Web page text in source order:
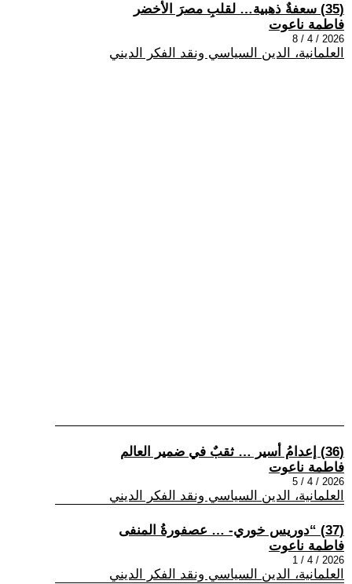
(35) سعفةٌ ذهبية… لقلبِ مصرَ الأخضر
فاطمة ناعوت
2026 / 4 / 8
العلمانية، الدين السياسي ونقد الفكر الديني
(36) إعدامُ أسير … ثقبٌ في ضمير العالم
فاطمة ناعوت
2026 / 4 / 5
العلمانية، الدين السياسي ونقد الفكر الديني
(37) “دوريس خوري- … عصفورةُ المنفى
فاطمة ناعوت
2026 / 4 / 1
العلمانية، الدين السياسي ونقد الفكر الديني